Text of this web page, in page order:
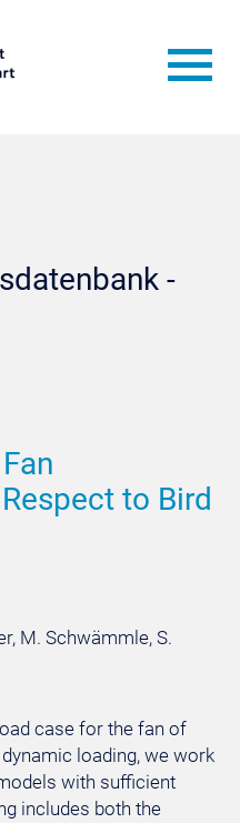
-
to Bird
M. Schwämmle, S.
case for the fan of
loading, we work
with sufficient
includes both the